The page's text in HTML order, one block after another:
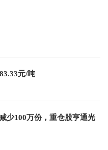
元/吨
少100万份，重仓股亨通光